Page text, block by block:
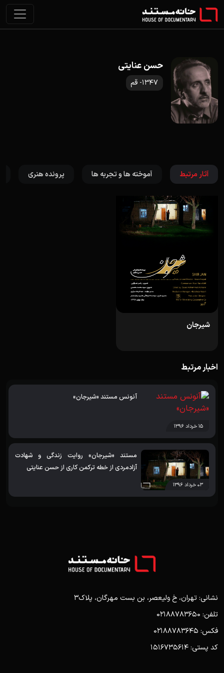
حسن عنایتی
1347- قم
آثار مرتبط آموخته ها و تجربه ها پرونده هنری
شیرجان
اخبار مرتبط
۱۵ خرداد ۱۳۹۶
آنونس مستند «شیرجان»
۰۳ خرداد ۱۳۹۶
مستند «شیرجان» روایت زندگی و شهادت
آزادمردی از خطه ترکمن کاری از حسن عنایتی
نشانی: تهران، خ ولیعصر، بن بست مهرگان، پلاک3
تلفن: 02188783650
فکس: 02188783645
کد پستی: 1516735614